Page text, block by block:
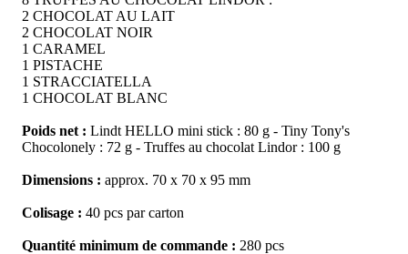
2 CHOCOLAT AU LAIT
2 CHOCOLAT NOIR
1 CARAMEL
1 PISTACHE
1 STRACCIATELLA
1 CHOCOLAT BLANC
Poids net : Lindt HELLO mini stick : 80 g - Tiny Tony's
Chocolonely : 72 g - Truffes au chocolat Lindor : 100 g
Dimensions : approx. 70 x 70 x 95 mm
Colisage : 40 pcs par carton
Quantité minimum de commande : 280 pcs